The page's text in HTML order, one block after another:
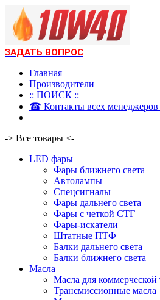
ЗАДАТЬ ВОПРОС
Главная
Производители
:: ПОИСК ::
☎ Контакты всех
-> Все товары <-
LED фары
Фары ближнего света
Автолампы
Спецсигналы
Фары дальнего света
Фары с четкой СТГ
Фары-искатели
Штатные ПТФ
Балки дальнего света
Балки ближнего света
Масла
Масла для коммерческой
Трансмиссионные масла